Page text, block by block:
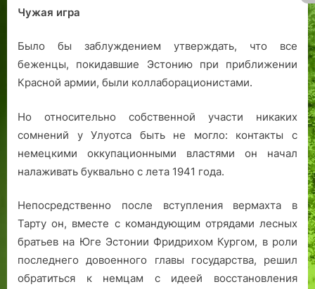
Чужая игра
Было бы заблуждением утверждать, что все
беженцы, покидавшие Эстонию при приближении
Красной армии, были коллаборационистами.
Но относительно собственной участи никаких
сомнений у Улуотса быть не могло: контакты с
немецкими оккупационными властями он начал
налаживать буквально с лета 1941 года.
Непосредственно после вступления вермахта в
Тарту он, вместе с командующим отрядами лесных
братьев на Юге Эстонии Фридрихом Кургом, в роли
последнего довоенного главы государства, решил
обратиться к немцам с идеей восстановления